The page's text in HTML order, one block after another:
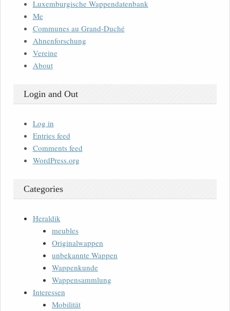
Luxemburgische Wappendatenbank
Me
Communes au Grand-Duché
Ahnenforschung
Vereine
About
Login and Out
Log in
Entries feed
Comments feed
WordPress.org
Categories
Heraldik
meubles
Originalwappen
unbekannte Wappen
Wappenkunde
Wappensammlung
Interessen
Mobilität